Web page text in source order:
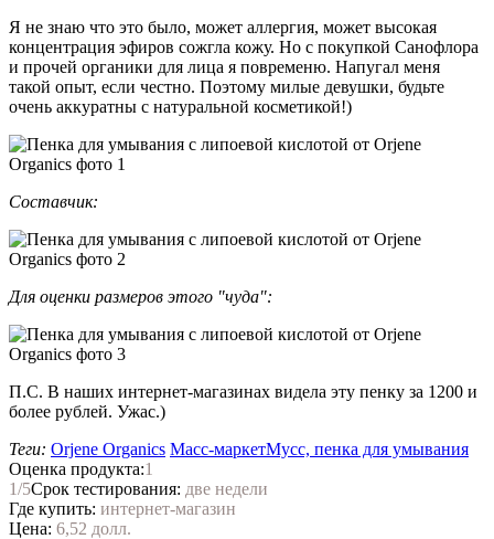
Я не знаю что это было, может аллергия, может высокая
концентрация эфиров сожгла кожу. Но с покупкой Санофлора
и прочей органики для лица я повременю. Напугал меня
такой опыт, если честно. Поэтому милые девушки, будьте
очень аккуратны с натуральной косметикой!)
Составчик:
Для оценки размеров этого "чуда":
П.С. В наших интернет-магазинах видела эту пенку за 1200 и
более рублей. Ужас.)
Теги: Orjene Organics Масс-маркетМусс, пенка для умывания
Оценка продукта:1
1/5Срок тестирования: две недели
Где купить: интернет-магазин
Цена: 6,52 долл.